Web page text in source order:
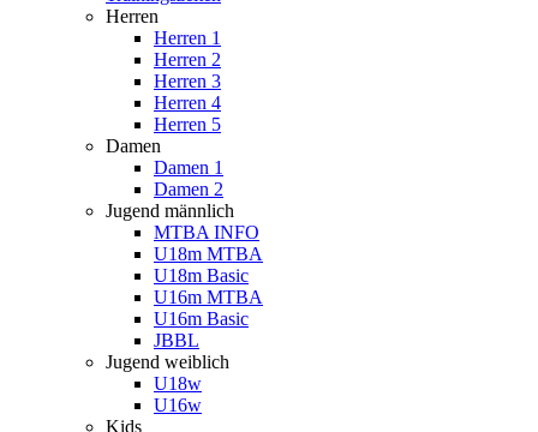
Herren
Herren 1
Herren 2
Herren 3
Herren 4
Herren 5
Damen
Damen 1
Damen 2
Jugend männlich
MTBA INFO
U18m MTBA
U18m Basic
U16m MTBA
U16m Basic
JBBL
Jugend weiblich
U18w
U16w
Kids